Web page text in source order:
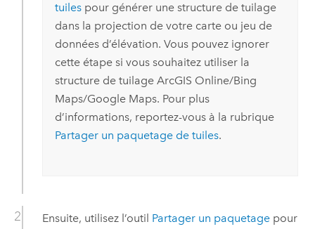
tuilespour générer une structure de tuilage
dans la projection de votre carte ou jeu de
données d’élévation. Vous pouvez ignorer
cette étape si vous souhaitez utiliser la
structure de tuilage ArcGIS Online/Bing
Maps/Google Maps. Pour plus
d’informations, reportez-vous à la rubrique
Partager un paquetage de tuiles.
Ensuite, utilisez l’outil Partager un paquetagepour